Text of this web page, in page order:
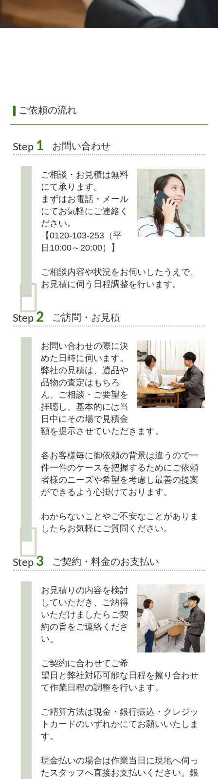
ご依頼の流れ
Step 1 お問い合わせ
ご相談・お見積は無料
にて承ります。
まずはお電話・メール
にてお気軽にご連絡く
ださい。
【0120-103-253（平
日10:00～20:00）】
ご相談内容や状況をお伺いしたうえで、
お見積に伺う日程調整を行います。
Step 2 ご訪問・お見積
お問い合わせの際に決
めた日時に伺います。
弊社の見積は、遺品や
品物の査定はもちろ
ん、ご相談・ご要望を
拝聴し、基本的には当
日中にその場で見積金
額を提示させていただきます。
各お客様毎に御依頼の背景は違うので一
件一件のケースを把握するためにご依頼
者様のニーズや希望を考慮し最善の提案
ができるよう心掛けております。
わからないことやご不安なことがありま
したらお気軽にご質問ください。
Step 3 ご契約・料金のお支払い
お見積りの内容を検討
していただき、ご納得
いただけましたらご契
約の旨をご連絡くださ
い。
ご契約に合わせてご希
望日と弊社対応可能な日程を擦り合わせ
て作業日程の調整を行います。
ご精算方法は現金・銀行振込・クレジッ
トカードのいずれかにてお願いいたしま
す。
現金払いの場合は作業当日に現地へ伺っ
たスタッフへ直接お支払いください。銀